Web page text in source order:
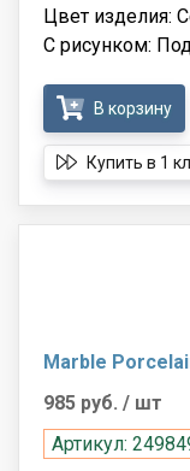
Цвет изделия:
С рисунком:
В корзину
Купить в 1
Marble
985 руб. / шт
Артикул: